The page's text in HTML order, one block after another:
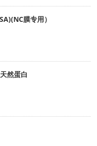
膜专用）
然蛋白